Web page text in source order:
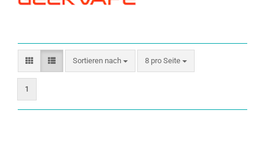
Sortieren nach 8 pro Seite
1